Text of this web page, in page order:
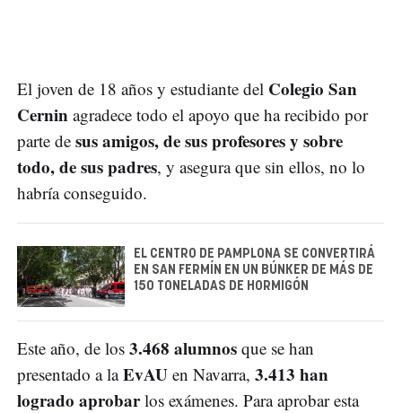
El joven de 18 años y estudiante del Colegio San
Cernin agradece todo el apoyo que ha recibido por
parte de sus amigos, de sus profesores y sobre
todo, de sus padres, y asegura que sin ellos, no lo
habría conseguido.
EL CENTRO DE PAMPLONA SE CONVERTIRÁ
EN SAN FERMÍN EN UN BÚNKER DE MÁS DE
150 TONELADAS DE HORMIGÓN
Este año, de los 3.468 alumnos que se han
presentado a laEvAU en Navarra, 3.413 han
logrado aprobarlos exámenes. Para aprobar esta